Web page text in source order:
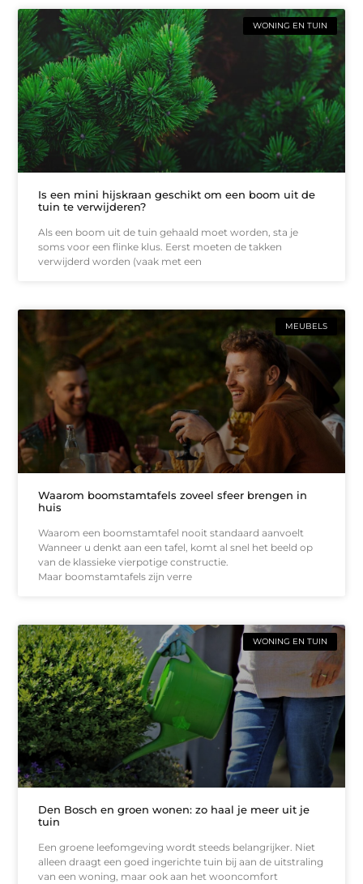
WONING EN TUIN
Is een mini hijskraan geschikt om een boom uit de
tuin te verwijderen?
Als een boom uit de tuin gehaald moet worden, sta je
soms voor een flinke klus. Eerst moeten de takken
verwijderd worden (vaak met een
MEUBELS
Waarom boomstamtafels zoveel sfeer brengen in
huis
Waarom een boomstamtafel nooit standaard aanvoelt
Wanneer u denkt aan een tafel, komt al snel het beeld op
van de klassieke vierpotige constructie.
Maar boomstamtafels zijn verre
WONING EN TUIN
Den Bosch en groen wonen: zo haal je meer uit je
tuin
Een groene leefomgeving wordt steeds belangrijker. Niet
alleen draagt een goed ingerichte tuin bij aan de uitstraling
van een woning, maar ook aan het wooncomfort